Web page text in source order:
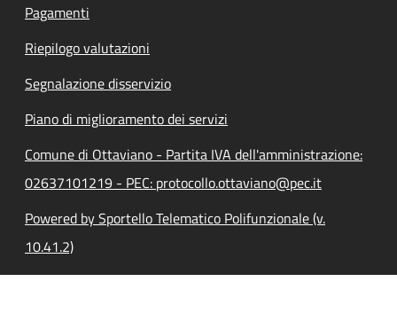
Pagamenti
Riepilogo valutazioni
Segnalazione disservizio
Piano di miglioramento dei servizi
Comune di Ottaviano - Partita IVA dell'amministrazione:
02637101219 - PEC: protocollo.ottaviano@pec.it
Powered by Sportello Telematico Polifunzionale (v.
10.41.2)